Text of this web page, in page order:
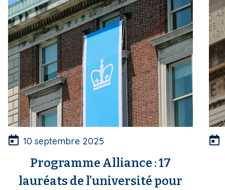
10 septembre 2025
Programme Alliance : 17
lauréats de l’université pour